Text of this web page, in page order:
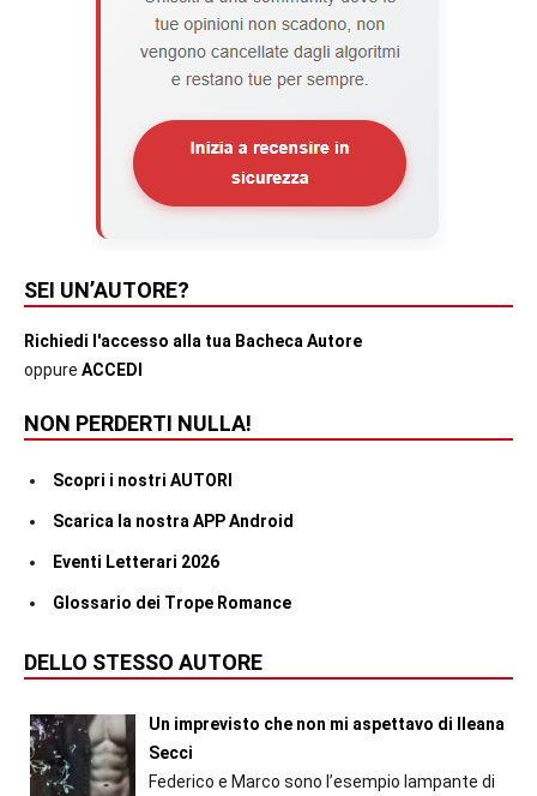
SEI UN’AUTORE?
Richiedi l'accesso alla tua Bacheca Autore
oppure ACCEDI
NON PERDERTI NULLA!
Scopri i nostri AUTORI
Scarica la nostra APP Android
Eventi Letterari 2026
Glossario dei Trope Romance
DELLO STESSO AUTORE
Un imprevisto che non mi aspettavo di Ileana
Secci
Federico e Marco sono l’esempio lampante di